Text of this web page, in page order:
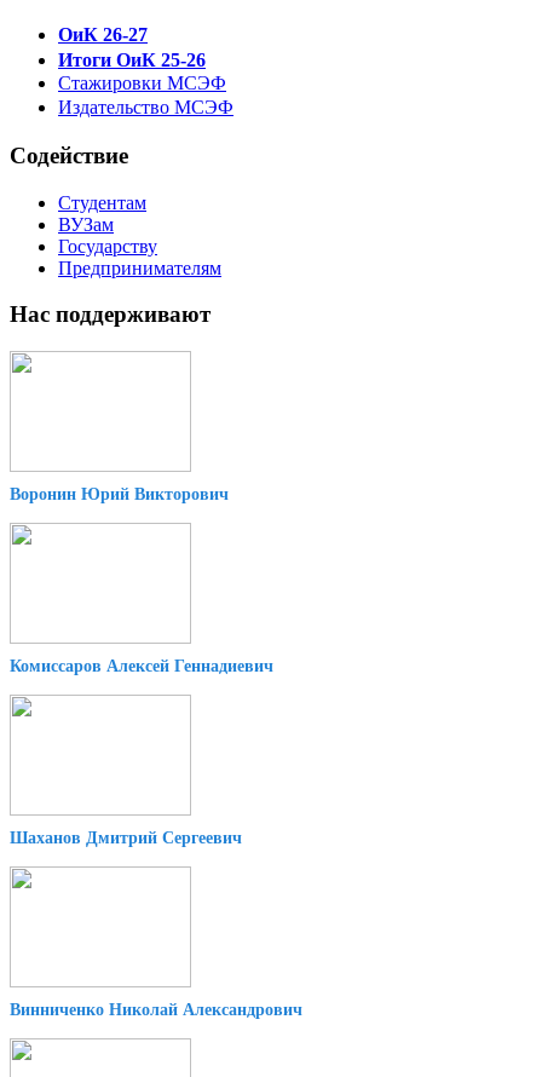
ОиК 26-27
Итоги ОиК 25-26
Стажировки МСЭФ
Издательство МСЭФ
Содействие
Студентам
ВУЗам
Государству
Предпринимателям
Нас поддерживают
Воронин Юрий Викторович
Комиссаров Алексей Геннадиевич
Шаханов Дмитрий Сергеевич
Винниченко Николай Александрович